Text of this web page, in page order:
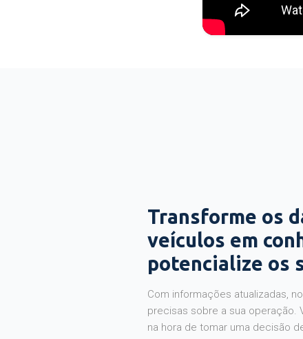
Transforme os
veículos em
potencialize os
Com informações atualizadas,
precisas sobre a sua operação.
na hora de tomar uma decisão